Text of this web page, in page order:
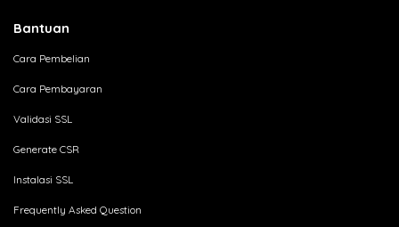
Bantuan
Cara Pembelian
Cara Pembayaran
Validasi SSL
Generate CSR
Instalasi SSL
Frequently Asked Question